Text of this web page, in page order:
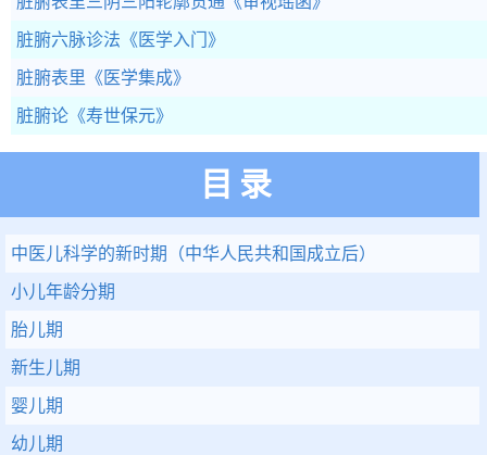
脏腑六脉诊法 《医学入门》
脏腑表里 《医学集成》
脏腑论 《寿世保元》
目录
中医儿科学的新时期（中华人民共和国成立后）
小儿年龄分期
胎儿期
新生儿期
婴儿期
幼儿期